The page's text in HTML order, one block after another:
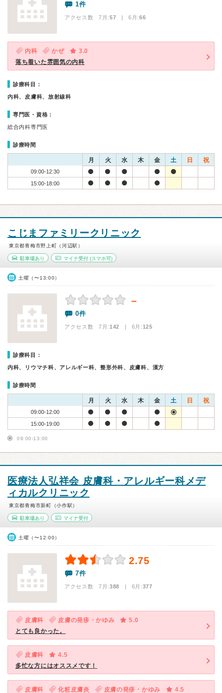
1件
アクセス数 7月:57 | 6月:66
内科 かぜ
3.0
落ち着いた雰囲気の内科
診療科目：
内科、皮膚科、放射線科
専門医・資格：
総合内科専門医
診療時間
月 火 水 木 金 土 日 祝
09:00-12:30
15:00-18:00
こじまファミリークリニック
東京都青梅市野上町（河辺駅）
駐車場あり マイナ受付(スマホ可)
土曜（〜13:00）
－
0件
アクセス数 7月:142 | 6月:125
診療科目：
内科、リウマチ科、アレルギー科、整形外科、皮膚科、漢方
診療時間
月 火 水 木 金 土 日 祝
09:00-12:00
15:00-19:00
09:00-13:00
医療法人弘祥会 皮膚科・アレルギー科メデ
ィカルクリニック
東京都青梅市新町（小作駅）
駐車場あり マイナ受付
土曜（〜12:00）
2.75
7件
アクセス数 7月:388 | 6月:377
皮膚科 皮膚の発疹・かゆみ
5.0
とても良かった。
皮膚科
4.5
多忙な方にはオススメです！
皮膚科 化粧皮膚炎 皮膚の発疹・かゆみ 4.5